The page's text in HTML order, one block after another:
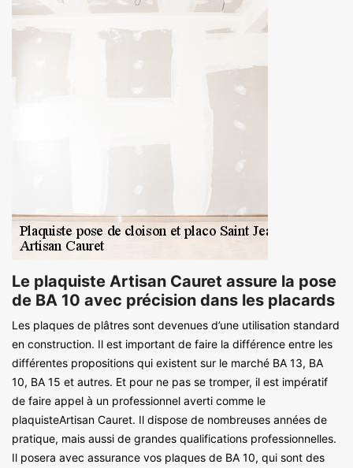
Le plaquiste Artisan Cauret assure la pose
de BA 10 avec précision dans les placards
Les plaques de plâtres sont devenues d’une utilisation standard
en construction. Il est important de faire la différence entre les
différentes propositions qui existent sur le marché BA 13, BA
10, BA 15 et autres. Et pour ne pas se tromper, il est impératif
de faire appel à un professionnel averti comme le
plaquisteArtisan Cauret. Il dispose de nombreuses années de
pratique, mais aussi de grandes qualifications professionnelles.
Il posera avec assurance vos plaques de BA 10, qui sont des